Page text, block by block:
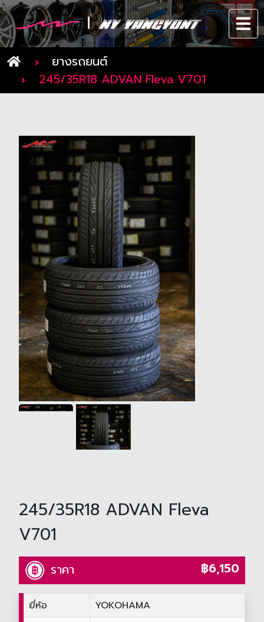
ยางรถยนต์
245/35R18 ADVAN Fleva V701
245/35R18 ADVAN Fleva
V701
ราคา ฿6,150
ยี่ห้อ
YOKOHAMA